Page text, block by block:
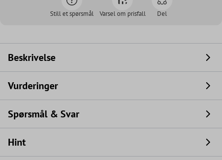
Still et spørsmål Varsel om prisfall Del
Beskrivelse
Vurderinger
Spørsmål & Svar
Hint